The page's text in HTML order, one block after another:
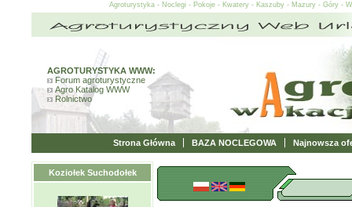
Agroturystyka - Noclegi - Pokoje - Kwatery - Kaszuby - Mazury - Góry -
AGROTURYSTYKA WWW:
Forum agroturystyczne
Agro Katalog WWW
Rolnictwo
Strona Główna BAZA NOCLEGOWA Najnowsza
Koziołek Suchodołek